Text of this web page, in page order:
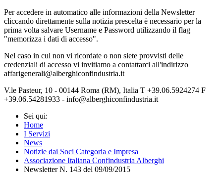
Per accedere in automatico alle informazioni della Newsletter
cliccando direttamente sulla notizia prescelta è necessario per la
prima volta salvare Username e Password utilizzando il flag
"memorizza i dati di accesso".
Nel caso in cui non vi ricordate o non siete provvisti delle
credenziali di accesso vi invitiamo a contattarci all'indirizzo
affarigenerali@alberghiconfindustria.it
V.le Pasteur, 10 - 00144 Roma (RM), Italia T +39.06.5924274 F
+39.06.54281933 - info@alberghiconfindustria.it
Sei qui:
Home
I Servizi
News
Notizie dai Soci Categoria e Impresa
Associazione Italiana Confindustria Alberghi
Newsletter N. 143 del 09/09/2015